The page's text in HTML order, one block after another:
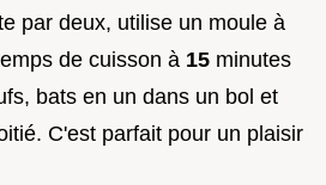
par deux, utilise un moule à
de cuisson à 15 minutes
bats en un dans un bol et
C'est parfait pour un plaisir